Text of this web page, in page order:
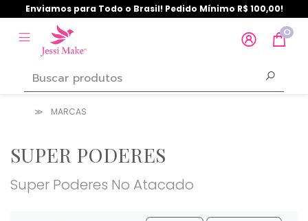
Enviamos para Todo o Brasil! Pedido Mínimo R$ 100,00!
0
MARCAS
SUPER PODERES
Super Poderes No Atacado